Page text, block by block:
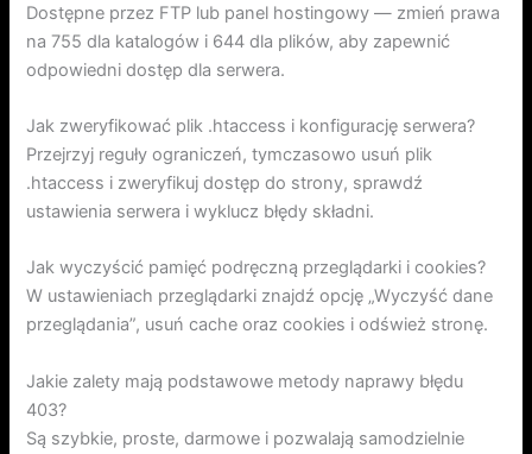
Dostępne przez FTP lub panel hostingowy — zmień prawa
na 755 dla katalogów i 644 dla plików, aby zapewnić
odpowiedni dostęp dla serwera.
Jak zweryfikować plik .htaccess i konfigurację serwera?
Przejrzyj reguły ograniczeń, tymczasowo usuń plik
.htaccess i zweryfikuj dostęp do strony, sprawdź
ustawienia serwera i wyklucz błędy składni.
Jak wyczyścić pamięć podręczną przeglądarki i cookies?
W ustawieniach przeglądarki znajdź opcję „Wyczyść dane
przeglądania”, usuń cache oraz cookies i odśwież stronę.
Jakie zalety mają podstawowe metody naprawy błędu
403?
Są szybkie, proste, darmowe i pozwalają samodzielnie